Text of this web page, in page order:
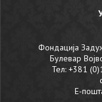
Фондација
Булевар
Тел: +381
Е-